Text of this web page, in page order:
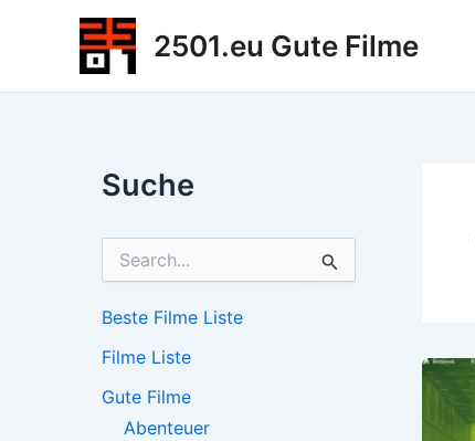
2501.eu Gute Filme
Suche
h
n
a
Beste Filme Liste
Filme Liste
Gute Filme
Abenteuer